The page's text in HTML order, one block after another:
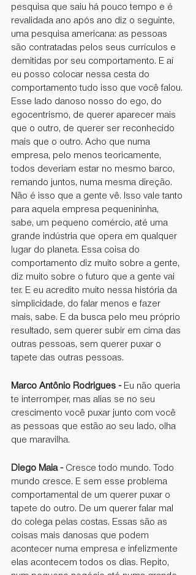
pesquisa que saiu há pouco tempo e é
revalidada ano após ano diz o seguinte,
uma pesquisa americana: as pessoas
são contratadas pelos seus currículos e
demitidas por seu comportamento. E aí
eu posso colocar nessa cesta do
comportamento tudo isso que você falou.
Esse lado danoso nosso do ego, do
egocentrismo, de querer aparecer mais
que o outro, de querer ser reconhecido
mais que o outro. Acho que numa
empresa, pelo menos teoricamente,
todos deveriam estar no mesmo barco,
remando juntos, numa mesma direção.
Não é isso que a gente vê. Isso vale tanto
para aquela empresa pequenininha,
sabe, um pequeno comércio, até uma
grande indústria que opera em qualquer
lugar do planeta. Essa coisa do
comportamento diz muito sobre a gente,
diz muito sobre o futuro que a gente vai
ter. E eu acredito muito nessa história da
simplicidade, do falar menos e fazer
mais, sabe. E da busca pelo meu próprio
resultado, sem querer subir em cima das
outras pessoas, sem querer puxar o
tapete das outras pessoas.
Marco Antônio Rodrigues - Eu não queria
te interromper, mas alias se no seu
crescimento você puxar junto com você
as pessoas que estão ao seu lado, olha
que maravilha.
Diego Maia - Cresce todo mundo. Todo
mundo cresce. E sem esse problema
comportamental de um querer puxar o
tapete do outro. De um querer falar mal
do colega pelas costas. Essas são as
coisas mais danosas que podem
acontecer numa empresa e infelizmente
elas acontecem todos os dias. Repito,